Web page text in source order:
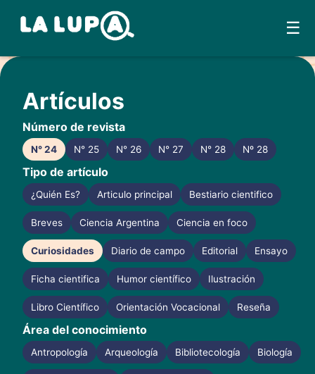
Skip
to
content
☰
Artículos
Número de revista
N° 24 N° 25 N° 26 N° 27 N° 28 Nº 28
Tipo de artículo
¿Quién Es? Articulo principal Bestiario cientifico
Breves Ciencia Argentina Ciencia en foco
Curiosidades Diario de campo Editorial Ensayo
Ficha cientifica Humor científico Ilustración
Libro Científico Orientación Vocacional Reseña
Área del conocimiento
Antropología Arqueología Bibliotecología Biología